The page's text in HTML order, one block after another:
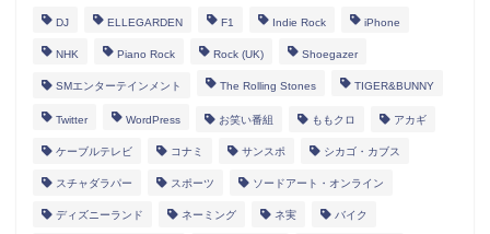
DJ ELLEGARDEN F1 Indie Rock iPhone
NHK Piano Rock Rock (UK) Shoegazer
SMエンターテインメント The Rolling Stones TIGER&BUNNY
Twitter WordPress お笑い番組 ももクロ アカギ
ケーブルテレビ コナミ サンスポ シカゴ・カブス
スチャダラパー スポーツ ソードアート・オンライン
ディズニーランド ネーミング ネ実 バイク